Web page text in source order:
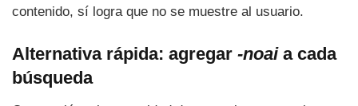
contenido, sí logra que no se muestre al usuario.
Alternativa rápida: agregar -noaia cada
búsqueda